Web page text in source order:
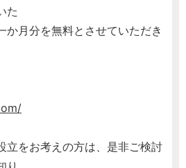
た
か月分を無料とさせていただき
立をお考えの方は、是非ご検討